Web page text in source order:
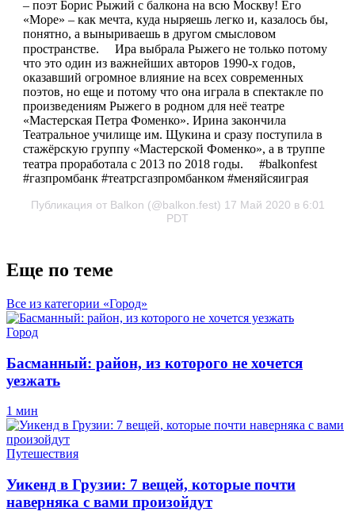
– поэт Борис Рыжий с балкона на всю Москву! Его
«Море» – как мечта, куда ныряешь легко и, казалось бы,
понятно, а выныриваешь в другом смысловом
пространстве. ⠀ Ира выбрала Рыжего не только потому
что это один из важнейших авторов 1990-х годов,
оказавший огромное влияние на всех современных
поэтов, но еще и потому что она играла в спектакле по
произведениям Рыжего в родном для неё театре
«Мастерская Петра Фоменко». Ирина закончила
Театральное училище им. Щукина и сразу поступила в
стажёрскую группу «Мастерской Фоменко», а в труппе
театра проработала с 2013 по 2018 годы. ⠀ #balkonfest
#газпромбанк #театрсгазпромбанком #меняйсяиграя
Публикация от Balkon (@balkon.fest) 17 Май 2020 в 6:01
PDT
Еще по теме
Все из категории «Город»
Город
Басманный: район, из которого не хочется
уезжать
1 мин
Путешествия
Уикенд в Грузии: 7 вещей, которые почти
наверняка с вами произойдут